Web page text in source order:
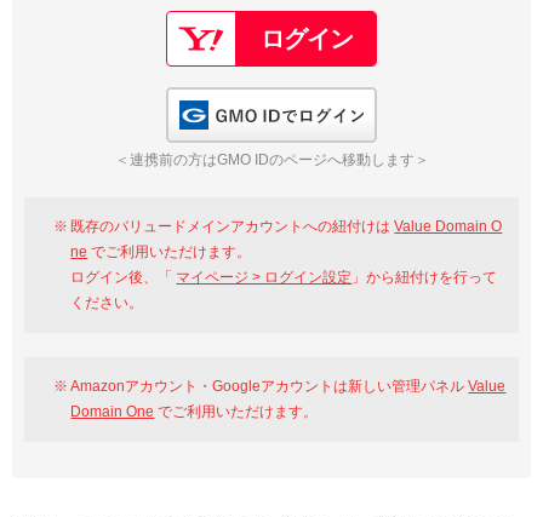
Google
GMO ID Amazon
※AmazonはValue Domain Oneのログイン画面へ遷移します
以下でも登録可能
Google Yahoo!
GMO ID
＜連携前の方はGMO IDのページへ移動します＞
既存のバリュードメインアカウントへの紐付けはValue Domain O
ne でご利用いただけます。
ログイン後、「 マイページ > ログイン設定 」から紐付けを行って
ください。
Amazonアカウント・Googleアカウントは新しい管理パネルValue
Domain One でご利用いただけます。